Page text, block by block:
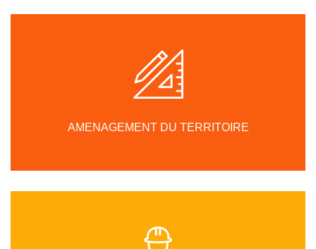
AMENAGEMENT DU TERRITOIRE